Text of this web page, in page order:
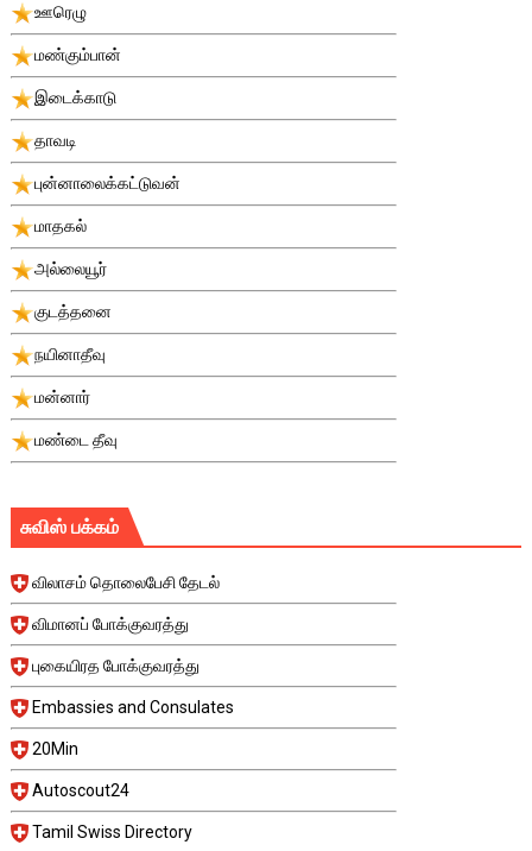
ஊரெழு
மண்கும்பான்
இடைக்காடு
தாவடி
புன்னாலைக்கட்டுவன்
மாதகல்
அல்லையூர்
குடத்தனை
நயினாதீவு
மன்னார்
மண்டை தீவு
சுவிஸ் பக்கம்
விலாசம் தொலைபேசி தேடல்
விமானப் போக்குவரத்து
புகையிரத போக்குவரத்து
Embassies and Consulates
20Min
Autoscout24
Tamil Swiss Directory